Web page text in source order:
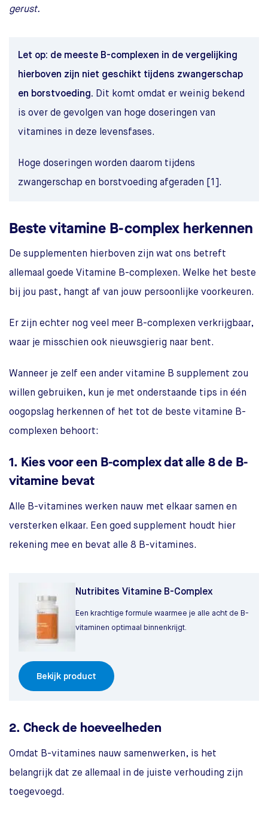
gerust.
Let op: de meeste B-complexen in de vergelijking
hierboven zijn niet geschikt tijdens zwangerschap
en borstvoeding. Dit komt omdat er weinig bekend
is over de gevolgen van hoge doseringen van
vitamines in deze levensfases.
Hoge doseringen worden daarom tijdens
zwangerschap en borstvoeding afgeraden [1].
Beste vitamine B-complex herkennen
De supplementen hierboven zijn wat ons betreft
allemaal goede Vitamine B-complexen. Welke het beste
bij jou past, hangt af van jouw persoonlijke voorkeuren.
Er zijn echter nog veel meer B-complexen verkrijgbaar,
waar je misschien ook nieuwsgierig naar bent.
Wanneer je zelf een ander vitamine B supplement zou
willen gebruiken, kun je met onderstaande tips in één
oogopslag herkennen of het tot de beste vitamine B-
complexen behoort:
1. Kies voor een B-complex dat alle 8 de B-
vitamine bevat
Alle B-vitamines werken nauw met elkaar samen en
versterken elkaar. Een goed supplement houdt hier
rekening mee en bevat alle 8 B-vitamines.
Nutribites Vitamine B-Complex
Een krachtige formule waarmee je alle acht de B-
vitaminen optimaal binnenkrijgt.
Bekijk product
2. Check de hoeveelheden
Omdat B-vitamines nauw samenwerken, is het
belangrijk dat ze allemaal in de juiste verhouding zijn
toegevoegd.